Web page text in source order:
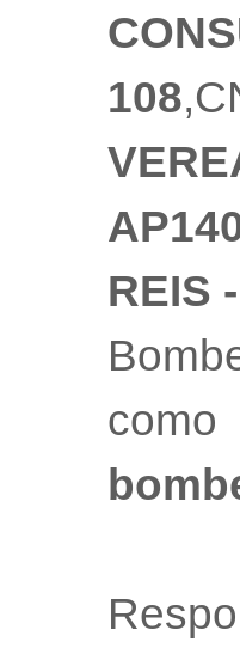
108
REIS
como